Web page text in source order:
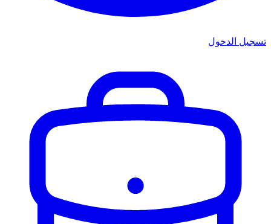
تسجيل الدخول